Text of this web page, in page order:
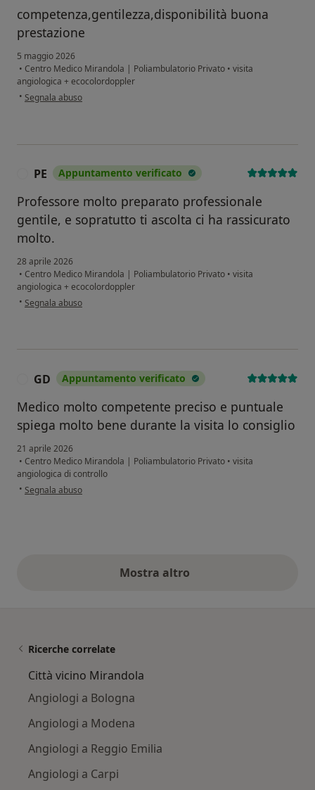
competenza,gentilezza,disponibilità buona
prestazione
5 maggio 2026
• Centro Medico Mirandola | Poliambulatorio Privato • visita
angiologica + ecocolordoppler
• secondo l'opinione dell'utente Z.G.
Segnala abuso
PE Appuntamento verificato
Professore molto preparato professionale
gentile, e sopratutto ti ascolta ci ha rassicurato
molto.
28 aprile 2026
• Centro Medico Mirandola | Poliambulatorio Privato • visita
angiologica + ecocolordoppler
• secondo l'opinione dell'utente PE
Segnala abuso
GD Appuntamento verificato
Medico molto competente preciso e puntuale
spiega molto bene durante la visita lo consiglio
21 aprile 2026
• Centro Medico Mirandola | Poliambulatorio Privato • visita
angiologica di controllo
• secondo l'opinione dell'utente GD
Segnala abuso
Mostra altroopinioni di cui sopra
Ricerche correlate
Città vicino Mirandola
Angiologi a Bologna
Angiologi a Modena
Angiologi a Reggio Emilia
Angiologi a Carpi